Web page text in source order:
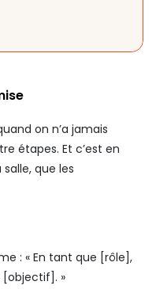
on n’a jamais
étapes. Et c’est en
que les
: « En tant que [rôle],
»